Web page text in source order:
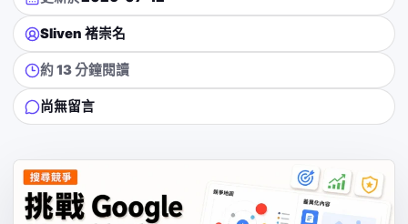
Sliven 褚崇名
約 13 分鐘閱讀
尚無留言